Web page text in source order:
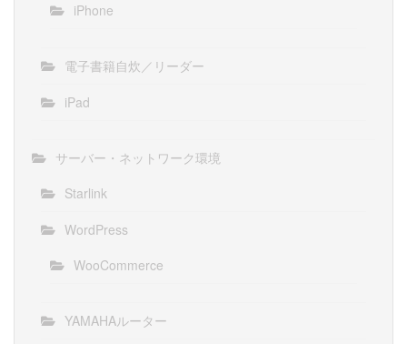
iPhone
電子書籍自炊／リーダー
iPad
サーバー・ネットワーク環境
Starlink
WordPress
WooCommerce
YAMAHAルーター